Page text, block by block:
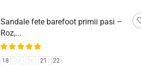
Sandale fete barefoot primii pasi –
Roz,...
18 19 20 21 22